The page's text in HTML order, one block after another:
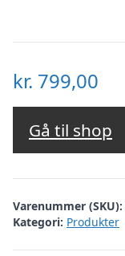
kr. 799,00
Gå til shop
Varenummer (SKU):
Kategori: Produkter